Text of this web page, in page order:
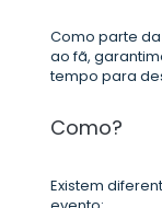
Como parte
ao fã,
tempo para
Como?
Existem